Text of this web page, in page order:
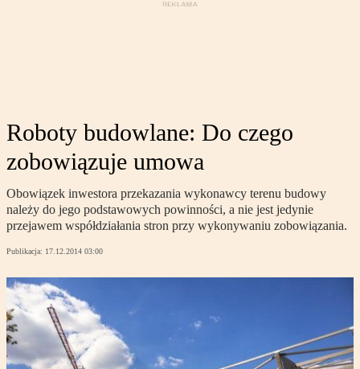
Roboty budowlane: Do czego
zobowiązuje umowa
Obowiązek inwestora przekazania wykonawcy terenu budowy
należy do jego podstawowych powinności, a nie jest jedynie
przejawem współdziałania stron przy wykonywaniu zobowiązania.
Publikacja: 17.12.2014 03:00